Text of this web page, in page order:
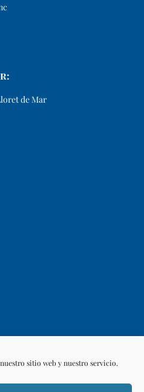
sitio web y nuestro servicio.
de Mar